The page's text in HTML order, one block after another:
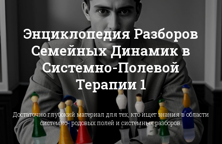
Энциклопедия Разборов
Семейных Динамик в
Системно-Полевой
Терапии 1
Достаточно глубокий материал для тех, кто ищет знания в области
системно- родовых полей и системных разборов.